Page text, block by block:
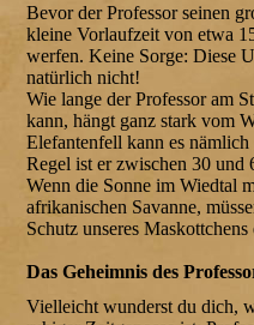
Bevor der Professor seinen
kleine Vorlaufzeit von etwa
werfen. Keine Sorge: Diese
natürlich nicht!
Wie lange der Professor am
kann, hängt ganz stark vom
Elefantenfell kann es
Regel ist er zwischen 30
Wenn die Sonne im Wiedtal
afrikanischen Savanne,
Schutz unseres
Das Geheimnis des
Vielleicht wunderst du dich,